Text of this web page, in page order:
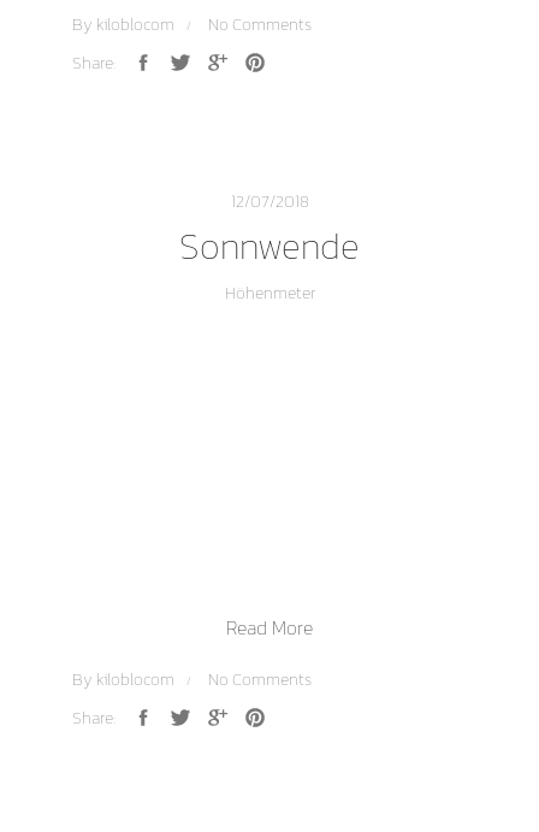
By kiloblocom
No Comments
Share:
12/07/2018
Sonnwende
Höhenmeter
Read More
By kiloblocom
No Comments
Share: